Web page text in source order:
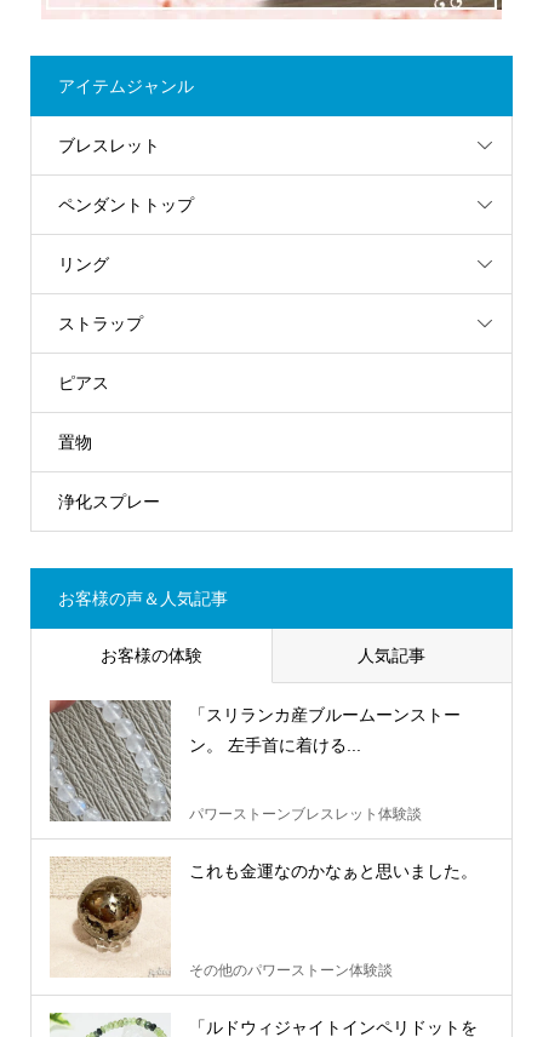
アイテムジャンル
ブレスレット
ペンダントトップ
リング
ストラップ
ピアス
置物
浄化スプレー
お客様の声＆人気記事
お客様の体験 人気記事
「スリランカ産ブルームーンストー
ン。 左手首に着ける...
パワーストーンブレスレット体験談
これも金運なのかなぁと思いました。
その他のパワーストーン体験談
「ルドウィジャイトインペリドットを